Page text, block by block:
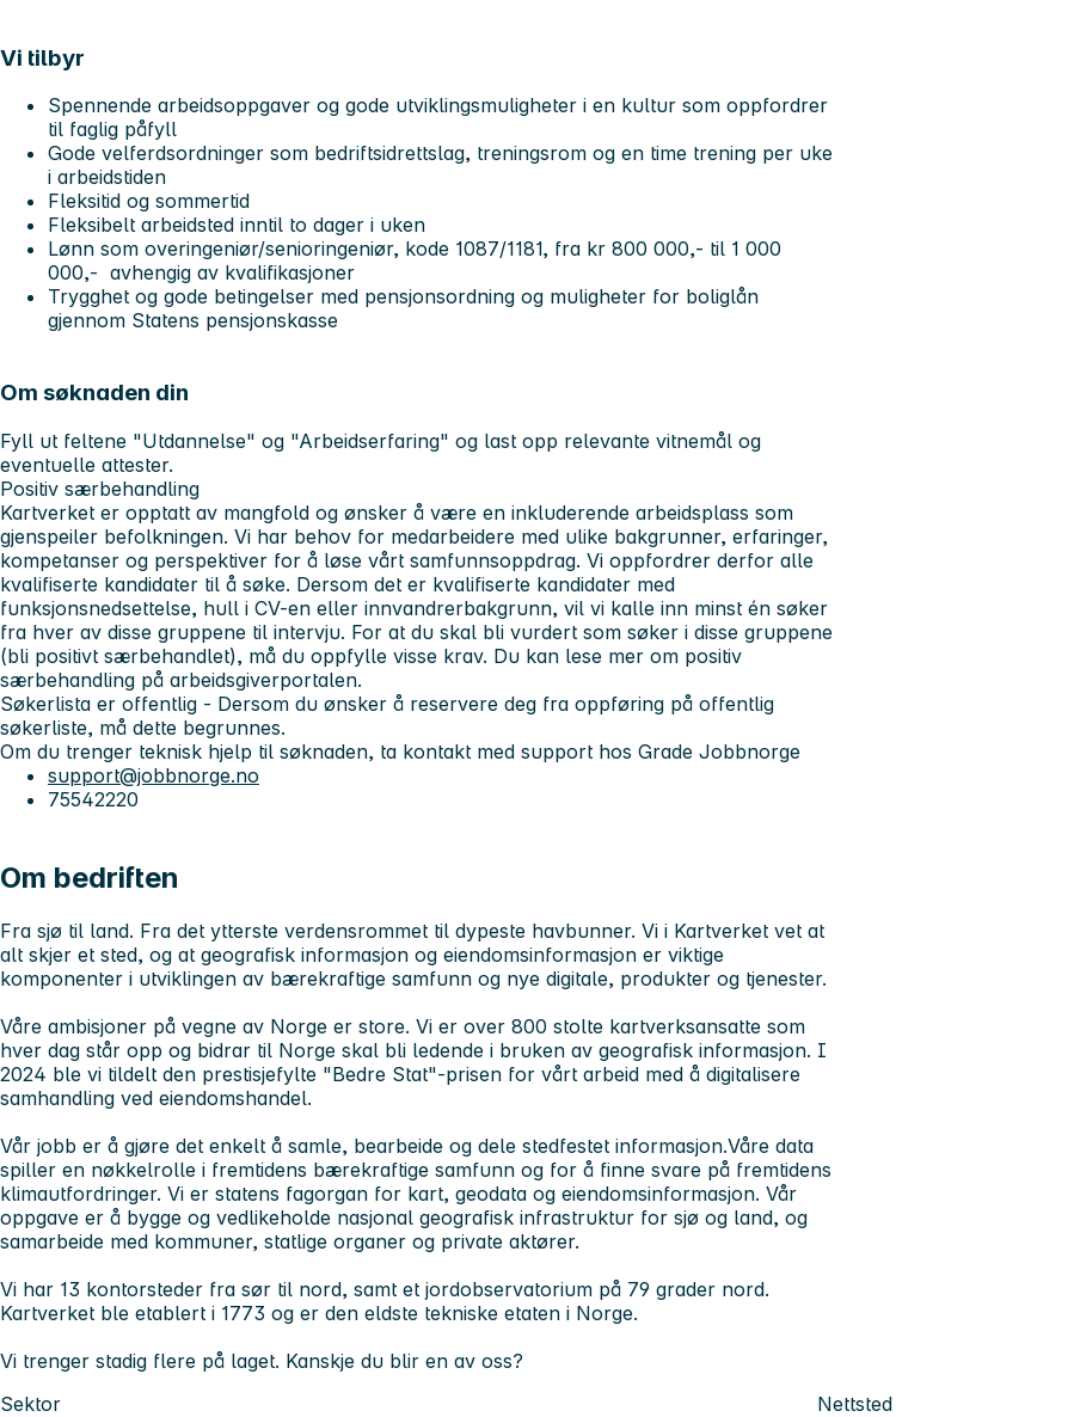
Vi tilbyr
Spennende arbeidsoppgaver og gode utviklingsmuligheter i en kultur som oppfordrer
til faglig påfyll
Gode velferdsordninger som bedriftsidrettslag, treningsrom og en time trening per uke
i arbeidstiden
Fleksitid og sommertid
Fleksibelt arbeidsted inntil to dager i uken
Lønn som overingeniør/senioringeniør, kode 1087/1181, fra kr 800 000,- til 1 000
000,- avhengig av kvalifikasjoner
Trygghet og gode betingelser med pensjonsordning og muligheter for boliglån
gjennom Statens pensjonskasse
Om søknaden din
Fyll ut feltene "Utdannelse" og "Arbeidserfaring" og last opp relevante vitnemål og
eventuelle attester.
Positiv særbehandling
Kartverket er opptatt av mangfold og ønsker å være en inkluderende arbeidsplass som
gjenspeiler befolkningen. Vi har behov for medarbeidere med ulike bakgrunner, erfaringer,
kompetanser og perspektiver for å løse vårt samfunnsoppdrag. Vi oppfordrer derfor alle
kvalifiserte kandidater til å søke. Dersom det er kvalifiserte kandidater med
funksjonsnedsettelse, hull i CV-en eller innvandrerbakgrunn, vil vi kalle inn minst én søker
fra hver av disse gruppene til intervju. For at du skal bli vurdert som søker i disse gruppene
(bli positivt særbehandlet), må du oppfylle visse krav. Du kan lese mer om positiv
særbehandling på arbeidsgiverportalen.
Søkerlista er offentlig - Dersom du ønsker å reservere deg fra oppføring på offentlig
søkerliste, må dette begrunnes.
Om du trenger teknisk hjelp til søknaden, ta kontakt med support hos Grade Jobbnorge
support@jobbnorge.no
75542220
Om bedriften
Fra sjø til land. Fra det ytterste verdensrommet til dypeste havbunner. Vi i Kartverket vet at
alt skjer et sted, og at geografisk informasjon og eiendomsinformasjon er viktige
komponenter i utviklingen av bærekraftige samfunn og nye digitale, produkter og tjenester.
Våre ambisjoner på vegne av Norge er store. Vi er over 800 stolte kartverksansatte som
hver dag står opp og bidrar til Norge skal bli ledende i bruken av geografisk informasjon. I
2024 ble vi tildelt den prestisjefylte "Bedre Stat"-prisen for vårt arbeid med å digitalisere
samhandling ved eiendomshandel.
Vår jobb er å gjøre det enkelt å samle, bearbeide og dele stedfestet informasjon.Våre data
spiller en nøkkelrolle i fremtidens bærekraftige samfunn og for å finne svare på fremtidens
klimautfordringer. Vi er statens fagorgan for kart, geodata og eiendomsinformasjon. Vår
oppgave er å bygge og vedlikeholde nasjonal geografisk infrastruktur for sjø og land, og
samarbeide med kommuner, statlige organer og private aktører.
Vi har 13 kontorsteder fra sør til nord, samt et jordobservatorium på 79 grader nord.
Kartverket ble etablert i 1773 og er den eldste tekniske etaten i Norge.
Vi trenger stadig flere på laget. Kanskje du blir en av oss?
Sektor
Nettsted